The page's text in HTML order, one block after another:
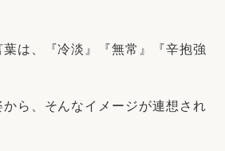
は、『冷淡』『無常』『辛抱強
ら、そんなイメージが連想され